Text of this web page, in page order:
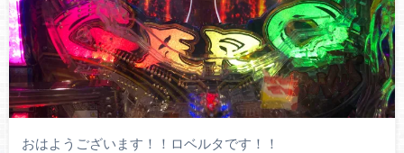
おはようございます！！ロベルタです！！